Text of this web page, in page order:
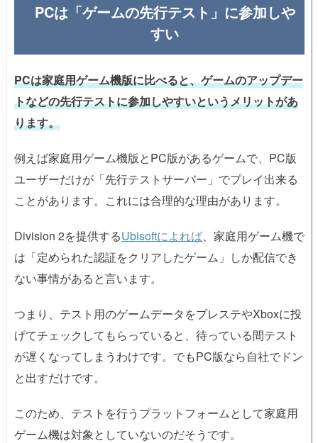
PCは「ゲームの先行テスト」に参加しや
すい
PCは家庭用ゲーム機版に比べると、ゲームのアップデー
トなどの先行テストに参加しやすいというメリットがあ
ります。
例えば家庭用ゲーム機版とPC版があるゲームで、PC版
ユーザーだけが「先行テストサーバー」でプレイ出来る
ことがあります。これには合理的な理由があります。
Division 2を提供するUbisoftによれば 、家庭用ゲーム機で
は「定められた認証をクリアしたゲーム」しか配信でき
ない事情があると言います。
つまり、テスト用のゲームデータをプレステやXboxに投
げてチェックしてもらっていると、待っている間テスト
が遅くなってしまうわけです。でもPC版なら自社でドン
と出すだけです。
このため、テストを行うプラットフォームとして家庭用
ゲーム機は対象としていないのだそうです。